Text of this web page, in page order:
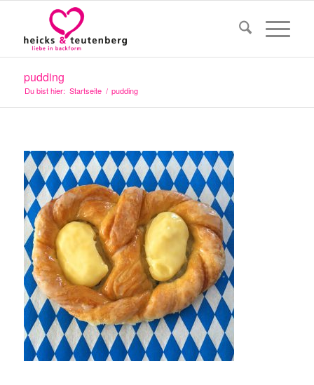
pudding
Du bist hier: Startseite / pudding